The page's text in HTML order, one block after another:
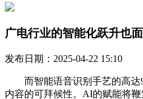
广电行业的智能化跃升也
发布日期：2025-04-22 15:10
而智能语音识别手艺的高达
内容的可拜候性。AI的赋能将